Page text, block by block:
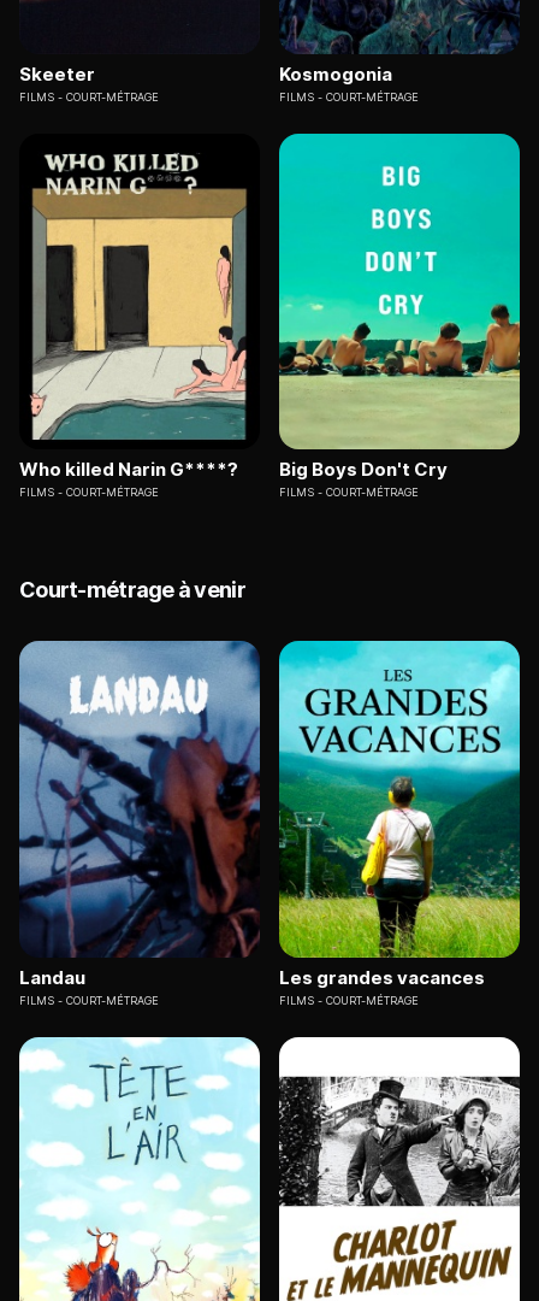
Skeeter
FILMS COURT-MÉTRAGE
Kosmogonia
FILMS COURT-MÉTRAGE
Who killed Narin G****?
FILMS COURT-MÉTRAGE
Big Boys Don't Cry
FILMS COURT-MÉTRAGE
Court-métrage à venir
Landau
FILMS COURT-MÉTRAGE
Les grandes vacances
FILMS COURT-MÉTRAGE